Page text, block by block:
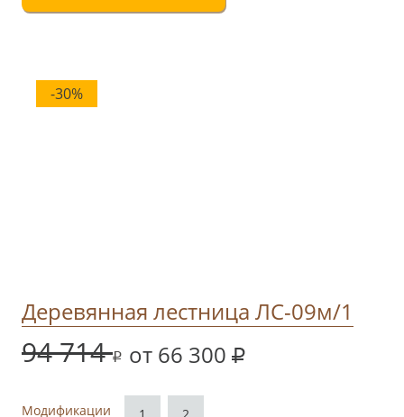
-30%
Деревянная лестница ЛС-09м/1
94 714 от 66 300
Модификации 1 2